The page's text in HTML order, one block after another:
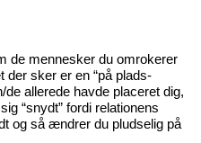
de mennesker du omrokerer
der sker er en “på plads-
allerede havde placeret dig,
“snydt” fordi relationens
og så ændrer du pludselig på